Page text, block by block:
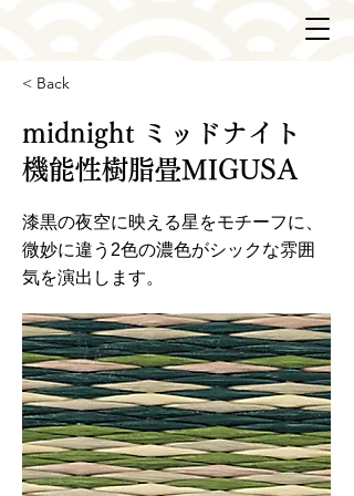
< Back
midnight ミッドナイト
機能性樹脂畳MIGUSA
漆黒の夜空に映える星をモチーフに、
微妙に違う2色の濃色がシックな雰囲
気を演出します。